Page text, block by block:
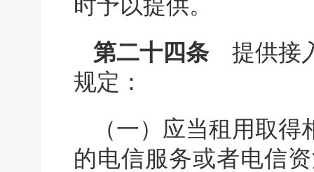
时予以提供。
第二十四条提供接入
规定：
（一）应当租用取
的电信服务或者电信